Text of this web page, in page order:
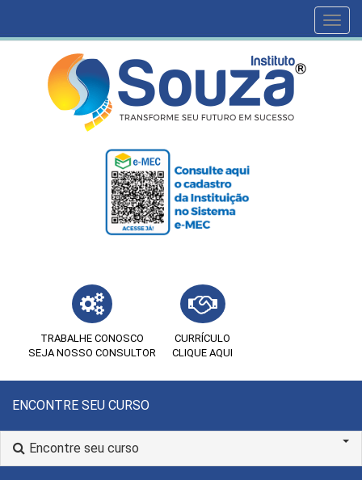
TRABALHE CONOSCO
SEJA NOSSO CONSULTOR
CURRÍCULO
CLIQUE AQUI
ENCONTRE SEU CURSO
Encontre seu curso